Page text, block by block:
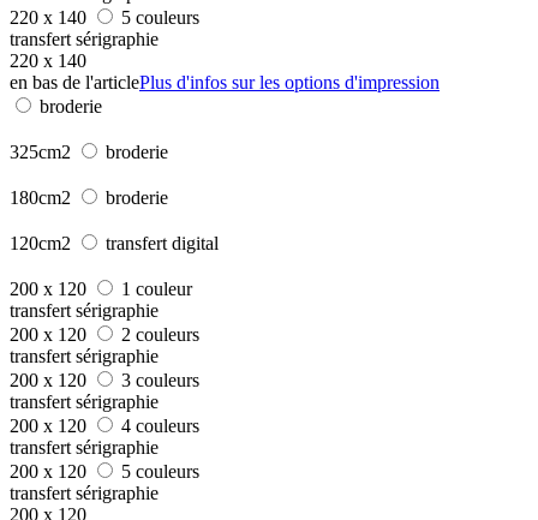
220 x 140
5 couleurs
transfert sérigraphie
220 x 140
en bas de l'articlePlus d'infos sur les options d'impression
broderie
325cm2 broderie
180cm2 broderie
120cm2 transfert digital
200 x 120
1 couleur
transfert sérigraphie
200 x 120
2 couleurs
transfert sérigraphie
200 x 120
3 couleurs
transfert sérigraphie
200 x 120
4 couleurs
transfert sérigraphie
200 x 120
5 couleurs
transfert sérigraphie
200 x 120